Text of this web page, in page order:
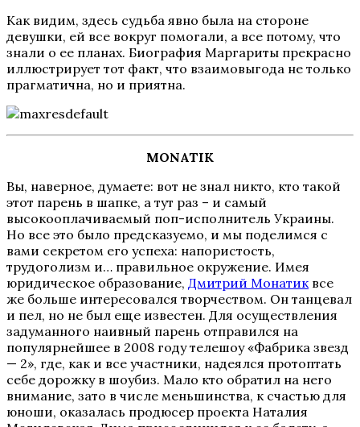
Как видим, здесь судьба явно была на стороне
девушки, ей все вокруг помогали, а все потому, что
знали о ее планах. Биография Маргариты прекрасно
иллюстрирует тот факт, что взаимовыгода не только
прагматична, но и приятна.
MONATIK
Вы, наверное, думаете: вот не знал никто, кто такой
этот парень в шапке, а тут раз – и самый
высокооплачиваемый поп-исполнитель Украины.
Но все это было предсказуемо, и мы поделимся с
вами секретом его успеха: напористость,
трудоголизм и… правильное окружение. Имея
юридическое образование, Дмитрий Монатик все
же больше интересовался творчеством. Он танцевал
и пел, но не был еще известен. Для осуществления
задуманного наивный парень отправился на
популярнейшее в 2008 году телешоу «Фабрика звезд
— 2», где, как и все участники, надеялся протоптать
себе дорожку в шоубиз. Мало кто обратил на него
внимание, зато в числе меньшинства, к счастью для
юноши, оказалась продюсер проекта Наталия